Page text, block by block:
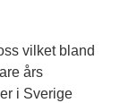
vilket bland
års
i Sverige